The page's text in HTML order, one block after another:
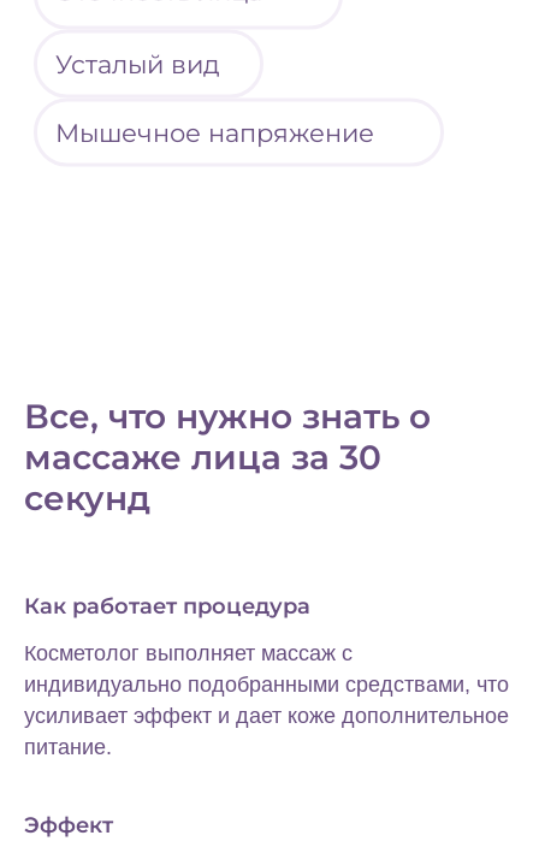
Все, что нужно знать о
массаже лица за 30
секунд
Как работает процедура
Косметолог выполняет массаж с
индивидуально подобранными средствами, что
усиливает эффект и дает коже дополнительное
питание.
Эффект